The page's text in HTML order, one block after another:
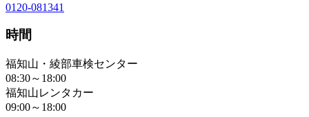
0120-081341
時間
福知山・綾部車検センター
08:30～18:00
福知山レンタカー
09:00～18:00